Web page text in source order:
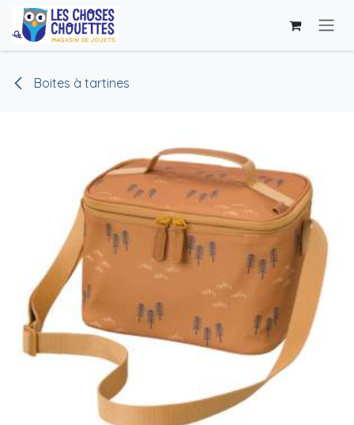
Se rendre au contenu
Boites à tartines